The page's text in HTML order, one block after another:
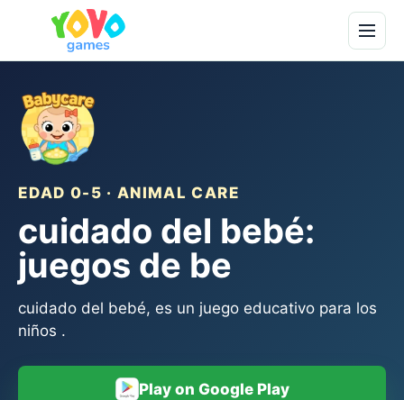
EDAD 0-5 · ANIMAL CARE
cuidado del bebé:
juegos de be
cuidado del bebé, es un juego educativo para los
niños .
Play on Google Play